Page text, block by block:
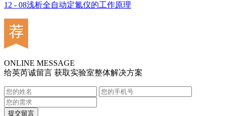
12 - 08浅析全自动定氮仪的工作原理
ONLINE MESSAGE
给英芮诚留言 获取实验室整体解决方案